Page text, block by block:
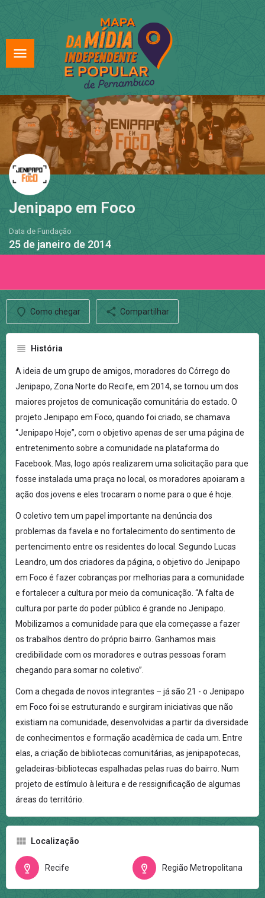
Jenipapo em Foco
Data de Fundação
25 de janeiro de 2014
Como chegar Compartilhar
História
A ideia de um grupo de amigos, moradores do Córrego do
Jenipapo, Zona Norte do Recife, em 2014, se tornou um dos
maiores projetos de comunicação comunitária do estado. O
projeto Jenipapo em Foco, quando foi criado, se chamava
“Jenipapo Hoje”, com o objetivo apenas de ser uma página de
entretenimento sobre a comunidade na plataforma do
Facebook. Mas, logo após realizarem uma solicitação para que
fosse instalada uma praça no local, os moradores apoiaram a
ação dos jovens e eles trocaram o nome para o que é hoje.
O coletivo tem um papel importante na denúncia dos
problemas da favela e no fortalecimento do sentimento de
pertencimento entre os residentes do local. Segundo Lucas
Leandro, um dos criadores da página, o objetivo do Jenipapo
em Foco é fazer cobranças por melhorias para a comunidade
e fortalecer a cultura por meio da comunicação. “A falta de
cultura por parte do poder público é grande no Jenipapo.
Mobilizamos a comunidade para que ela começasse a fazer
os trabalhos dentro do próprio bairro. Ganhamos mais
credibilidade com os moradores e outras pessoas foram
chegando para somar no coletivo”.
Com a chegada de novos integrantes – já são 21 - o Jenipapo
em Foco foi se estruturando e surgiram iniciativas que não
existiam na comunidade, desenvolvidas a partir da diversidade
de conhecimentos e formação acadêmica de cada um. Entre
elas, a criação de bibliotecas comunitárias, as jenipapotecas,
geladeiras-bibliotecas espalhadas pelas ruas do bairro. Num
projeto de estímulo à leitura e de ressignificação de algumas
áreas do território.
Localização
Recife Região Metropolitana